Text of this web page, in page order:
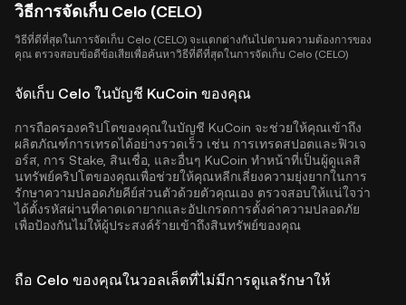
วิธีการจัดเก็บ Celo (CELO)
วิธีที่ดีที่สุดในการจัดเก็บ Celo (CELO) จะแตกต่างกันไปตามความต้องการของ
คุณ ตรวจสอบข้อดีข้อเสียเพื่อค้นหาวิธีที่ดีที่สุดในการจัดเก็บ Celo (CELO)
จัดเก็บ Celo ในบัญชี KuCoin ของคุณ
การถือครองคริปโตของคุณในบัญชี KuCoin จะช่วยให้คุณเข้าถึง
ผลิตภัณฑ์การเทรดได้อย่างรวดเร็ว เช่น การเทรดสปอตและฟิวเจ
อร์ส, การ Stake, สินเชื่อ, และอื่นๆ KuCoin ทำหน้าที่เป็นผู้ดูแลสิ
นทรัพย์คริปโตของคุณเพื่อช่วยให้คุณหลีกเลี่ยงความยุ่งยากในการ
รักษาความปลอดภัยคีย์ส่วนตัวด้วยตัวคุณเอง ตรวจสอบให้แน่ใจว่า
ได้ตั้งรหัสผ่านที่คาดเดายากและอัปเกรดการตั้งค่าความปลอดภัย
เพื่อป้องกันไม่ให้ผู้ประสงค์ร้ายเข้าถึงสินทรัพย์ของคุณ
ถือ Celo ของคุณในวอลเล็ตที่ไม่มีการดูแลรักษาให้